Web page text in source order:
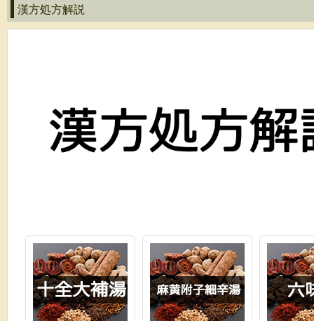
漢方処方解説